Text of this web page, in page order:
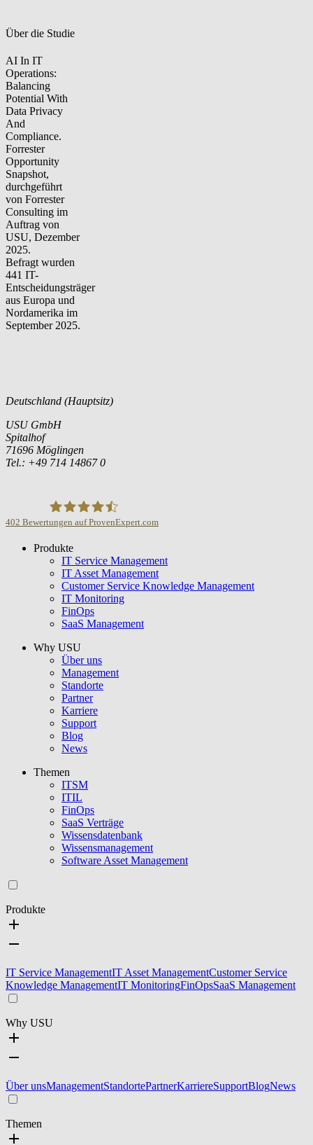
Über die Studie
AI In IT
Operations:
Balancing
Potential With
Data Privacy
And
Compliance.
Forrester
Opportunity
Snapshot,
durchgeführt
von Forrester
Consulting im
Auftrag von
USU, Dezember
2025.
Befragt wurden
441 IT-
Entscheidungsträger
aus Europa und
Nordamerika im
September 2025.
Deutschland (Hauptsitz)
USU GmbH
Spitalhof
71696 Möglingen
Tel.: +49 714 14867 0
USU GmbH
402 Bewertungen auf ProvenExpert.com
Produkte
IT Service Management
IT Asset Management
Customer Service Knowledge Management
IT Monitoring
FinOps
SaaS Management
Why USU
Über uns
Management
Standorte
Partner
Karriere
Support
Blog
News
Themen
ITSM
ITIL
FinOps
SaaS Verträge
Wissensdatenbank
Wissensmanagement
Software Asset Management
Produkte
IT Service ManagementIT Asset ManagementCustomer Service
Knowledge ManagementIT MonitoringFinOpsSaaS Management
Why USU
Über unsManagementStandortePartnerKarriereSupportBlogNews
Themen